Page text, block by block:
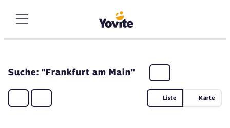
Suche: "Frankfurt am Main"
Liste Karte